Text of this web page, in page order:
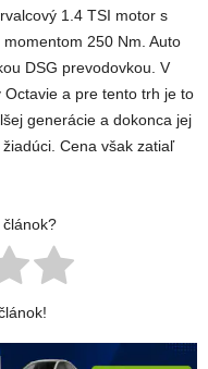
1.4 TSI motor s
250 Nm. Auto
DSG prevodovkou. V
a pre tento trh je to
generácie a dokonca jej
Cena však zatiaľ